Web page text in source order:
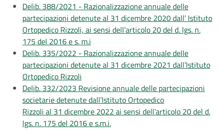
Delib. 388/2021 - Razionalizzazione annuale delle
partecipazioni detenute al 31 dicembre 2020 dall’ Istituto
Ortopedico Rizzoli, ai sensi dell’articolo 20 del d. lgs. n.
175 del 2016 e s. m.i
Delib. 335/2022 - Razionalizzazione annuale delle
partecipazioni detenute al 31 dicembre 2021 dall’Istituto
Ortopedico Rizzoli
Delib. 332/2023 Revisione annuale delle partecipazioni
societarie detenute dall’Istituto Ortopedico
Rizzoli al 31 dicembre 2022 ai sensi dell’articolo 20 del d.
lgs. n. 175 del 2016 e s.m.i.